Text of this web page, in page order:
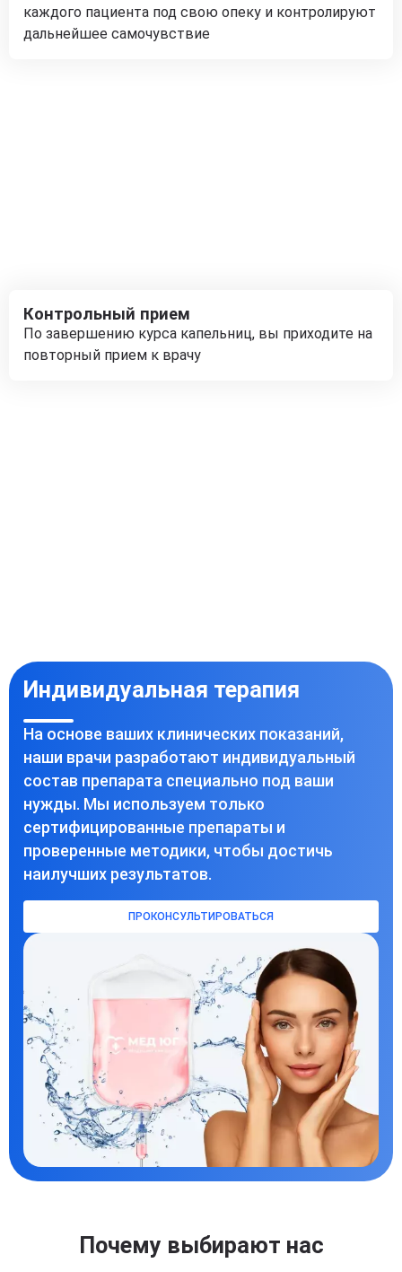
каждого пациента под свою опеку и контролируют
дальнейшее самочувствие
Контрольный прием
По завершению курса капельниц, вы приходите на
повторный прием к врачу
Индивидуальная терапия
На основе ваших клинических показаний,
наши врачи разработают индивидуальный
состав препарата специально под ваши
нужды. Мы используем только
сертифицированные препараты и
проверенные методики, чтобы достичь
наилучших результатов.
ПРОКОНСУЛЬТИРОВАТЬСЯ
Почему выбирают нас